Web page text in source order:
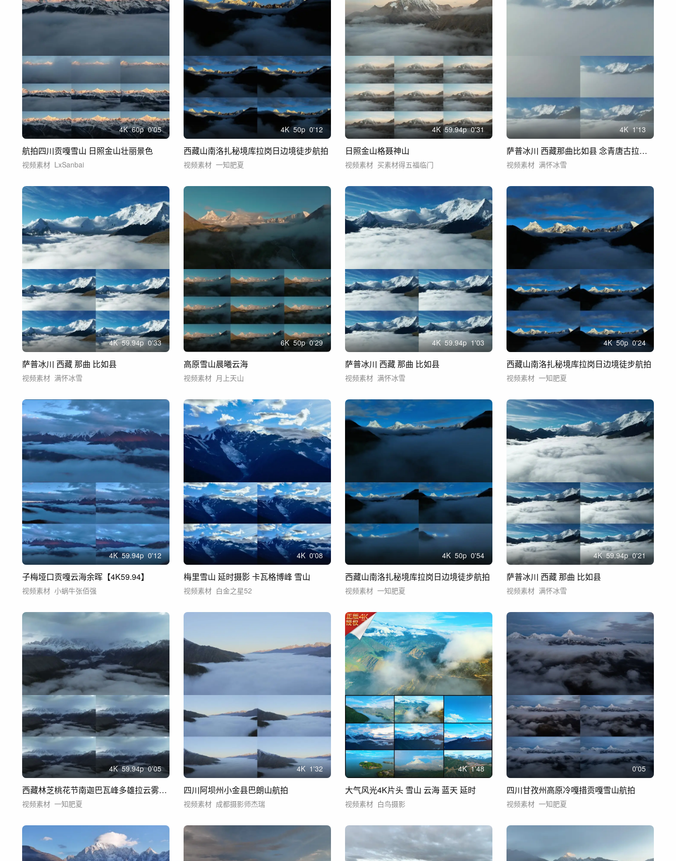
4K 60p 0'05
航拍四川贡嘎雪山 日照金山壮丽景色
视频素材 LxSanbai
4K 50p 0'12
西藏山南洛扎秘境库拉岗日边境徒步航拍
视频素材 一知肥夏
4K 59.94p 0'31
日照金山格聂神山
视频素材 买素材得五福临门
4K 1'13
萨普冰川 西藏那曲比如县 念青唐古拉山脉
视频素材 满怀冰雪
4K 59.94p 0'33
萨普冰川 西藏 那曲 比如县
视频素材 满怀冰雪
6K 50p 0'29
高原雪山晨曦云海
视频素材 月上天山
4K 59.94p 1'03
萨普冰川 西藏 那曲 比如县
视频素材 满怀冰雪
4K 50p 0'24
西藏山南洛扎秘境库拉岗日边境徒步航拍
视频素材 一知肥夏
4K 59.94p 0'12
子梅垭口贡嘎云海余晖【4K59.94】
视频素材 小蜗牛张佰强
4K 0'08
梅里雪山 延时摄影 卡瓦格博峰 雪山
视频素材 白金之星52
4K 50p 0'54
西藏山南洛扎秘境库拉岗日边境徒步航拍
视频素材 一知肥夏
4K 59.94p 0'21
萨普冰川 西藏 那曲 比如县
视频素材 满怀冰雪
4K 59.94p 0'05
西藏林芝桃花节南迦巴瓦峰多雄拉云雾航拍
视频素材 一知肥夏
4K 1'32
四川阿坝州小金县巴朗山航拍
视频素材 成都摄影师杰瑞
4K 1'48
大气风光4K片头 雪山 云海 蓝天 延时
视频素材 白鸟摄影
0'05
四川甘孜州高原冷嘎措贡嘎雪山航拍
视频素材 一知肥夏